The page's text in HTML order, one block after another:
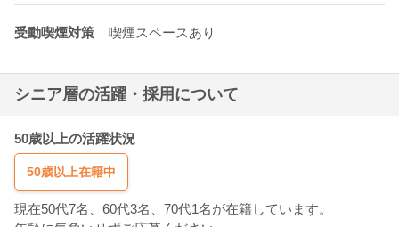
受動喫煙対策 喫煙スペースあり
シニア層の活躍・採用について
50歳以上の活躍状況
50歳以上在籍中
現在50代7名、60代3名、70代1名が在籍しています。